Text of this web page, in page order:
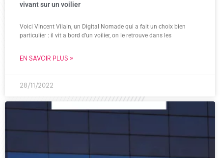
vivant sur un voilier
Voici Vincent Vilain, un Digital Nomade qui a fait un choix bien
particulier : il vit a bord d’un voilier, on le retrouve dans les
EN SAVOIR PLUS »
28/11/2022